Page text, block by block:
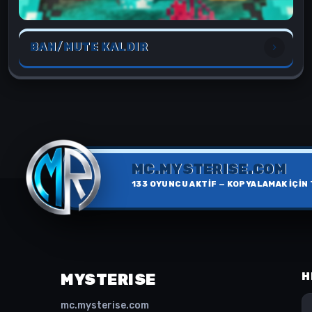
BAN/MUTE KALDIR
MC.MYSTERISE.COM
133 OYUNCU AKTİF — KOPYALAMAK İÇİN
MYSTERISE
mc.mysterise.com